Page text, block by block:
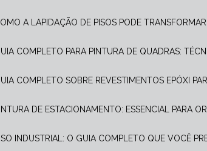
COMO A LAPIDAÇÃO DE PISOS PODE
GUIA COMPLETO PARA PINTURA DE QUADRAS:
GUIA COMPLETO SOBRE REVESTIMENTOS EPÓXI
PINTURA DE ESTACIONAMENTO: ESSENCIAL PARA
PISO INDUSTRIAL: O GUIA COMPLETO QUE VOCÊ